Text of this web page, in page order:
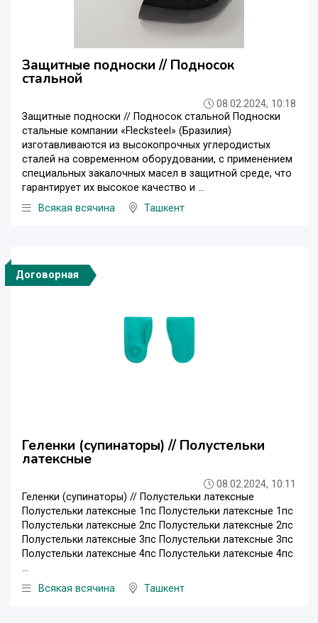
Защитные подноски // Подносок
стальной
08.02.2024, 10:18
Защитные подноски // Подносок стальной Подноски
стальные компании «Flecksteel» (Бразилия)
изготавливаются из высокопрочных углеродистых
сталей на современном оборудовании, с применением
специальных закалочных масел в защитной среде, что
гарантирует их высокое качество и ...
Всякая всячина
Ташкент
Договорная
Геленки (супинаторы) // Полустельки
латексные
08.02.2024, 10:11
Геленки (супинаторы) // Полустельки латексные
Полустельки латексные 1пс Полустельки латексные 1пс
Полустельки латексные 2пс Полустельки латексные 2пс
Полустельки латексные 3пс Полустельки латексные 3пс
Полустельки латексные 4пс Полустельки латексные 4пс
...
Всякая всячина
Ташкент